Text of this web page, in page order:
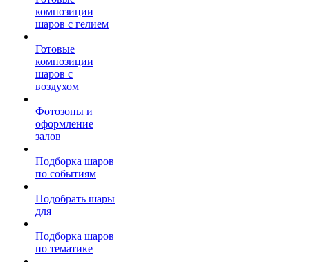
композиции
шаров с гелием
Готовые
композиции
шаров с
воздухом
Фотозоны и
оформление
залов
Подборка шаров
по событиям
Подобрать шары
для
Подборка шаров
по тематике